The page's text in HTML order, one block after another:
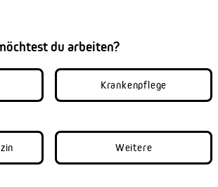
du arbeiten?
Krankenpflege
Weitere